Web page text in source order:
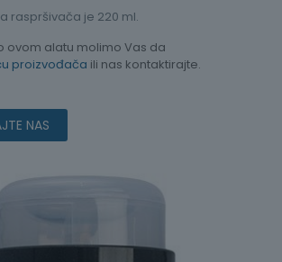
raspršivača je 220 ml.
ovom alatu molimo Vas da
proizvođača ili nas kontaktirajte.
NAS